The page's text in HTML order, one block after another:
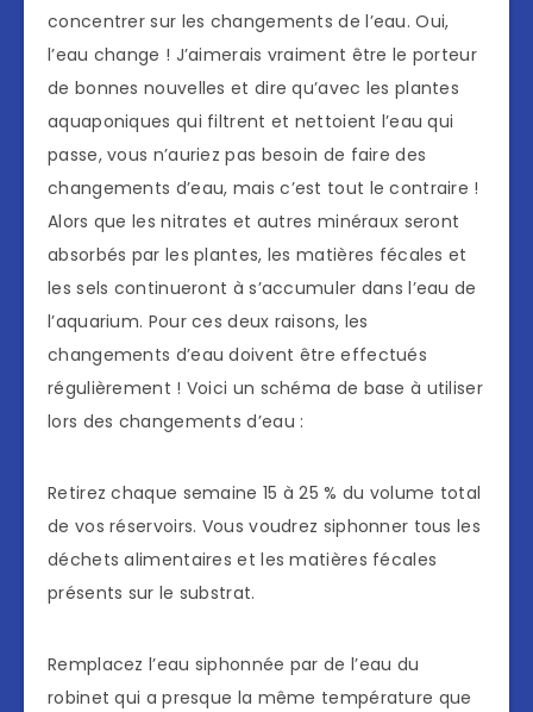
concentrer sur les changements de l’eau. Oui,
l’eau change ! J’aimerais vraiment être le porteur
de bonnes nouvelles et dire qu’avec les plantes
aquaponiques qui filtrent et nettoient l’eau qui
passe, vous n’auriez pas besoin de faire des
changements d’eau, mais c’est tout le contraire !
Alors que les nitrates et autres minéraux seront
absorbés par les plantes, les matières fécales et
les sels continueront à s’accumuler dans l’eau de
l’aquarium. Pour ces deux raisons, les
changements d’eau doivent être effectués
régulièrement ! Voici un schéma de base à utiliser
lors des changements d’eau :
Retirez chaque semaine 15 à 25 % du volume total
de vos réservoirs. Vous voudrez siphonner tous les
déchets alimentaires et les matières fécales
présents sur le substrat.
Remplacez l’eau siphonnée par de l’eau du
robinet qui a presque la même température que